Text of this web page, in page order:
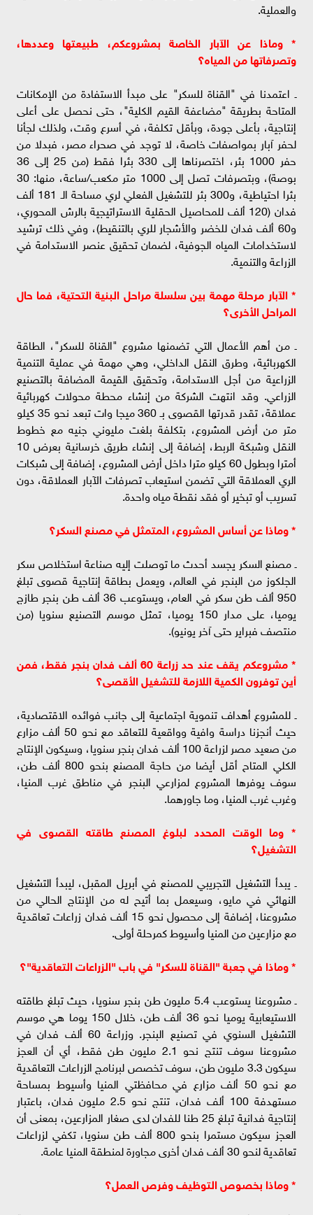
والعملية.
* وماذا عن الآبار الخاصة بمشروعكم، طبيعتها وعددها،
وتصرفاتها من المياه؟
ـ اعتمدنا في "القناة للسكر" على مبدأ الاستفادة من الإمكانات
المتاحة بطريقة "مضاعفة القيم الكلية"، حتى نحصل على أعلى
إنتاجية، بأعلى جودة، وبأقل تكلفة، في أسرع وقت، ولذلك لجأنا
لحفر آبار بمواصفات خاصة، لا توجد في صحراء مصر، فبدلا من
حفر 1000 بئر، اختصرناها إلى 330 بئرا فقط (من 25 إلى 36
بوصة)، وبتصرفات تصل إلى 1000 متر مكعب/ساعة، منها: 30
بئرا احتياطية، و300 بئر للتشغيل الفعلي لري مساحة الـ 181 ألف
فدان (120 ألف للمحاصيل الحقلية الاستراتيجية بالرش المحوري،
و60 ألف فدان للخضر والأشجار للري بالتنقيط)، وفي ذلك ترشيد
لاستخدامات المياه الجوفية، لضمان تحقيق عنصر الاستدامة في
الزراعة والتنمية.
* الآبار مرحلة مهمة بين سلسلة مراحل البنية التحتية، فما حال
المراحل الأخرى؟
ـ من أهم الأعمال التي تضمنها مشروع "القناة للسكر"، الطاقة
الكهربائية، وطرق النقل الداخلي، وهي مهمة في عملية التنمية
الزراعية من أجل الاستدامة، وتحقيق القيمة المضافة بالتصنيع
الزراعي. وقد انتهت الشركة من إنشاء محطة محولات كهربائية
عملاقة، تقدر قدرتها القصوى بـ 360 ميجا وات تبعد نحو 35 كيلو
متر من أرض المشروع، بتكلفة بلغت مليوني جنيه مع خطوط
النقل وشبكة الربط، إضافة إلى إنشاء طريق خرسانية بعرض 10
أمترا وبطول 60 كيلو مترا داخل أرض المشروع، إضافة إلى شبكات
الري العملاقة التي تضمن استيعاب تصرفات الآبار العملاقة، دون
تسريب أو تبخير أو فقد نقطة مياه واحدة.
* وماذا عن أساس المشروع، المتمثل في مصنع السكر؟
ـ مصنع السكر يجسد أحدث ما توصلت إليه صناعة استخلاص سكر
الجلكوز من البنجر في العالم، ويعمل بطاقة إنتاجية قصوى تبلغ
950 ألف طن سكر في العام، ويستوعب 36 ألف طن بنجر طازج
يوميا، على مدار 150 يوميا، تمثل موسم التصنيع سنويا (من
منتصف فبراير حتى آخر يونيو).
* مشروعكم يقف عند حد زراعة 60 ألف فدان بنجر فقط، فمن
أين توفرون الكمية اللازمة للتشغيل الأقصى؟
ـ للمشروع أهداف تنموية اجتماعية إلى جانب فوائده الاقتصادية،
حيث أنجزنا دراسة وافية وواقعية للتعاقد مع نحو 50 ألف مزارع
من صعيد مصر لزراعة 100 ألف فدان بنجر سنويا، وسيكون الإنتاج
الكلي المتاح أقل أيضا من حاجة المصنع بنحو 800 ألف طن،
سوف يوفرها المشروع لمزارعي البنجر في مناطق غرب المنيا،
وغرب غرب المنيا، وما جاورهما.
* وما الوقت المحدد لبلوغ المصنع طاقته القصوى في
التشغيل؟
ـ يبدأ التشغيل التجريبي للمصنع في أبريل المقبل، ليبدأ التشغيل
النهائي في مايو، وسيعمل بما أتيح له من الإنتاج الحالي من
مشروعنا، إضافة إلى محصول نحو 15 ألف فدان زراعات تعاقدية
مع مزارعين من المنيا وأسيوط كمرحلة أولى.
* وماذا في جعبة "القناة للسكر" في باب "الزراعات التعاقدية"؟
ـ مشروعنا يستوعب 5.4 مليون طن بنجر سنويا، حيث تبلغ طاقته
الاستيعابية يوميا نحو 36 ألف طن، خلال 150 يوما هي موسم
التشغيل السنوي في تصنيع البنجر. وزراعة 60 ألف فدان في
مشروعنا سوف تنتج نحو 2.1 مليون طن فقط، أي أن العجز
سيكون 3.3 مليون طن، سوف تخصص لبرنامج الزراعات التعاقدية
مع نحو 50 ألف مزارع في محافظتي المنيا وأسيوط بمساحة
مستهدفة 100 ألف فدان، تنتج نحو 2.5 مليون فدان، باعتبار
إنتاجية فدانية تبلغ 25 طنا للفدان لدى صغار المزارعين، بمعنى أن
العجز سيكون مستمرا بنحو 800 ألف طن سنويا، تكفي لزراعات
تعاقدية لنحو 30 ألف فدان أخرى مجاورة لمنطقة المنيا عامة.
* وماذا بخصوص التوظيف وفرص العمل؟